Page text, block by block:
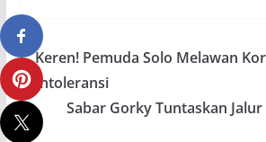
Keren! Pemuda Solo Melawan
Intoleransi
Sabar Gorky Tuntaskan